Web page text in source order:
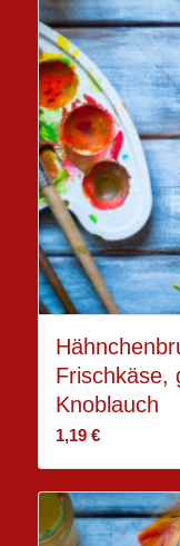
Frischkäse,
Knoblauch
1,19 €